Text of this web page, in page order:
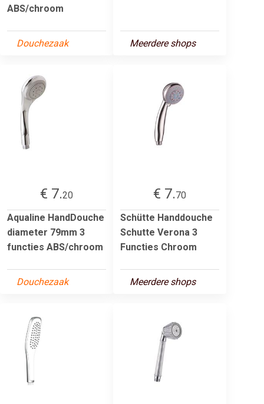
ABS/chroom
Douchezaak Meerdere shops
€ 7.20
Aqualine HandDouche
diameter 79mm 3
functies ABS/chroom
Douchezaak
€ 7.70
Schütte Handdouche
Schutte Verona 3
Functies Chroom
Meerdere shops